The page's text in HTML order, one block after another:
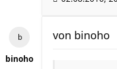
binoho
von binoho